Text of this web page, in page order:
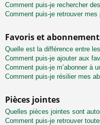
Comment puis-je rechercher
Comment puis-je retrouver
Favoris et
Quelle est la différence entre
Comment puis-je ajouter aux
Comment puis-je m’abonner à
Comment puis-je résilier mes
Pièces jointes
Quelles pièces jointes sont
Comment puis-je retrouver